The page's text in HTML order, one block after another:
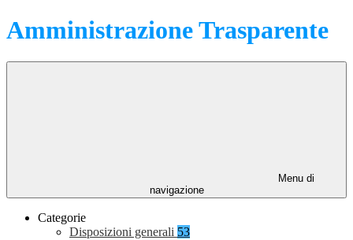
Amministrazione Trasparente
Menu di
navigazione
Categorie
Disposizioni generali 53